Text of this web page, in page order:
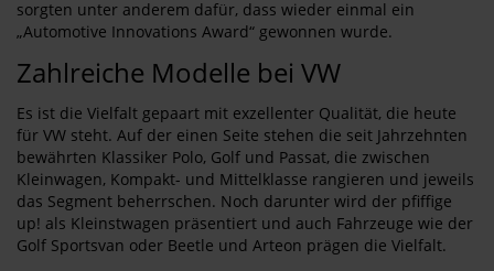
sorgten unter anderem dafür, dass wieder einmal ein
„Automotive Innovations Award“ gewonnen wurde.
Zahlreiche Modelle bei VW
Es ist die Vielfalt gepaart mit exzellenter Qualität, die heute
für VW steht. Auf der einen Seite stehen die seit Jahrzehnten
bewährten Klassiker Polo, Golf und Passat, die zwischen
Kleinwagen, Kompakt- und Mittelklasse rangieren und jeweils
das Segment beherrschen. Noch darunter wird der pfiffige
up! als Kleinstwagen präsentiert und auch Fahrzeuge wie der
Golf Sportsvan oder Beetle und Arteon prägen die Vielfalt.